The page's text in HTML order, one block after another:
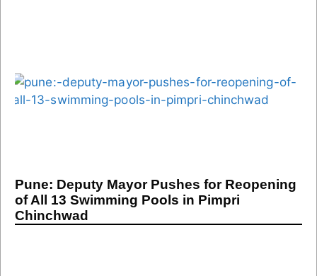
Pune: Deputy Mayor Pushes for Reopening
of All 13 Swimming Pools in Pimpri
Chinchwad